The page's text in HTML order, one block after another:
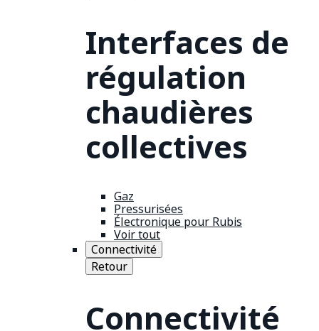
Interfaces de
régulation
chaudières
collectives
Gaz
Pressurisées
Électronique pour Rubis
Voir tout
Connectivité
Retour
Connectivité